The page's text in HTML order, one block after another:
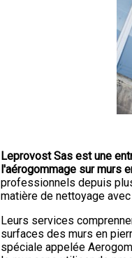
Leprovost Sas est une
l'aérogommage sur murs
professionnels depuis
matière de nettoyage
Leurs services
surfaces des murs en
spéciale appelée